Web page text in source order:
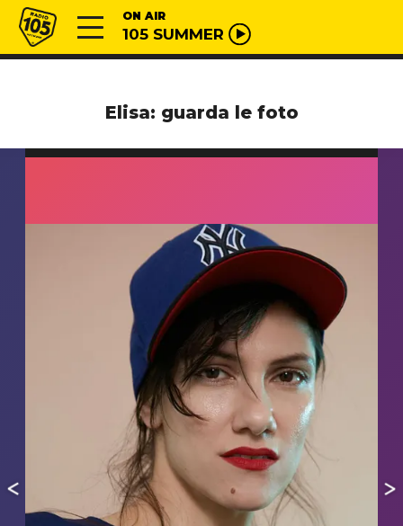
Vai al contenuto
Radio 105 ON AIR
105 SUMMER
Elisa: guarda le foto